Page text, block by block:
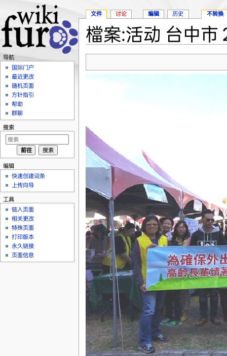
檔案:活动 台中市
文件 讨论 编辑 历史 不转换
导航
国际门户
最近更改
随机页面
方针指引
帮助
群聊
搜索
编辑
快速创建词条
上传向导
工具
链入页面
相关更改
特殊页面
打印版本
永久链接
页面信息